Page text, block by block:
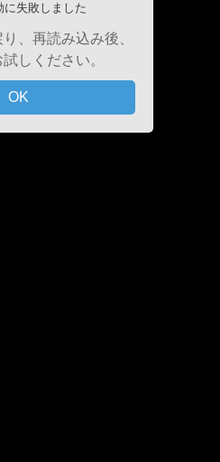
に失敗しました
、再読み込み後、
しください。
OK